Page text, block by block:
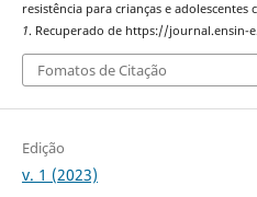
resistência para crianças e adolescentes
1. Recuperado de https://
Fomatos de Citação
Edição
v. 1 (2023)